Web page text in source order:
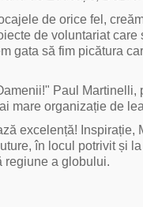
de orice fel,
de voluntariat
gata să fim picătura
Paul
mare organizație de
excelență! Inspirație,
în locul potrivit și
regiune a globului.